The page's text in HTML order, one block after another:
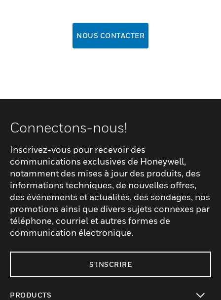
NOUS CONTACTER
Connectons-nous!
Inscrivez-vous pour recevoir des
communications exclusives de Honeywell,
notamment des mises à jour des produits, des
informations techniques, de nouvelles offres,
des événements et actualités, des sondages, nos
promotions ainsi que divers sujets connexes par
téléphone, courriel et autres formes de
communication électronique.
S'INSCRIRE
PRODUCTS